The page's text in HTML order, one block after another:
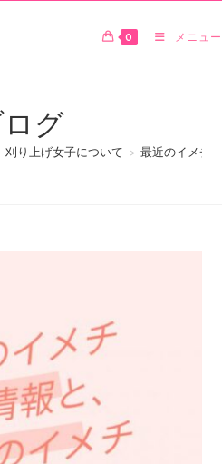
0 メニュー
グ
刈り上げ女子について > 最近のイメチ